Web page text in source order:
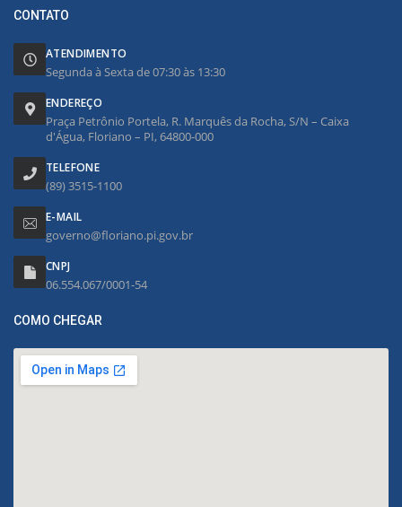
CONTATO
ATENDIMENTO
Segunda à Sexta de 07:30 às 13:30
ENDEREÇO
Praça Petrônio Portela, R. Marquês da Rocha, S/N – Caixa
d'Água, Floriano – PI, 64800-000
TELEFONE
(89) 3515-1100
E-MAIL
governo@floriano.pi.gov.br
CNPJ
06.554.067/0001-54
COMO CHEGAR